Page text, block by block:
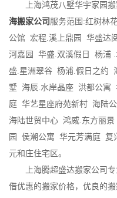
上海鸿茂八墅华宇家园搬
海搬家公司 服务范围:红树林
公馆 宏程.溪上鼎园 华盛达
河嘉园 华盛.双溪假日 杨浦
盛.星洲翠谷 杨浦.假日之约
墅 海辰.水岸晶座 洪都公寓
庭 华艺星座府苑新村 海陆
海陆世贸中心 鸿威.东方丽
园 侯潮公寓 华元芳满庭 复
元和庄住宅区。
上海腾超盛达搬家公司专
借优惠的搬家价格，优良的